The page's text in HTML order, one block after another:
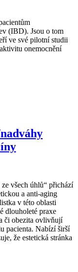
(IBD). Jsou o tom
ve své pilotní studii
onemocnění
všech úhlů“ přichází
a anti-aging
v této oblasti
dlouholeté praxe
či obezita ovlivňují
pacienta. Nabízí širší
že estetická stránka